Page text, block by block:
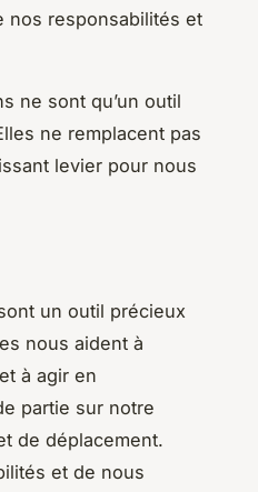
nos responsabilités et
ne sont qu’un outil
ne remplacent pas
levier pour nous
un outil précieux
nous aident à
à agir en
partie sur notre
de déplacement.
et de nous